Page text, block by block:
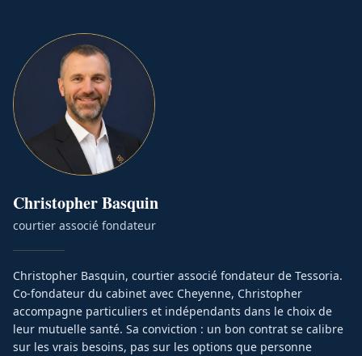
ChristopherBasquin
courtier associé fondateur
Christopher Basquin, courtier associé fondateur de Tessoria.
Co-fondateur du cabinet avec Cheyenne, Christopher
accompagne particuliers et indépendants dans le choix de
leur mutuelle santé. Sa conviction : un bon contrat se calibre
sur les vrais besoins, pas sur les options que personne